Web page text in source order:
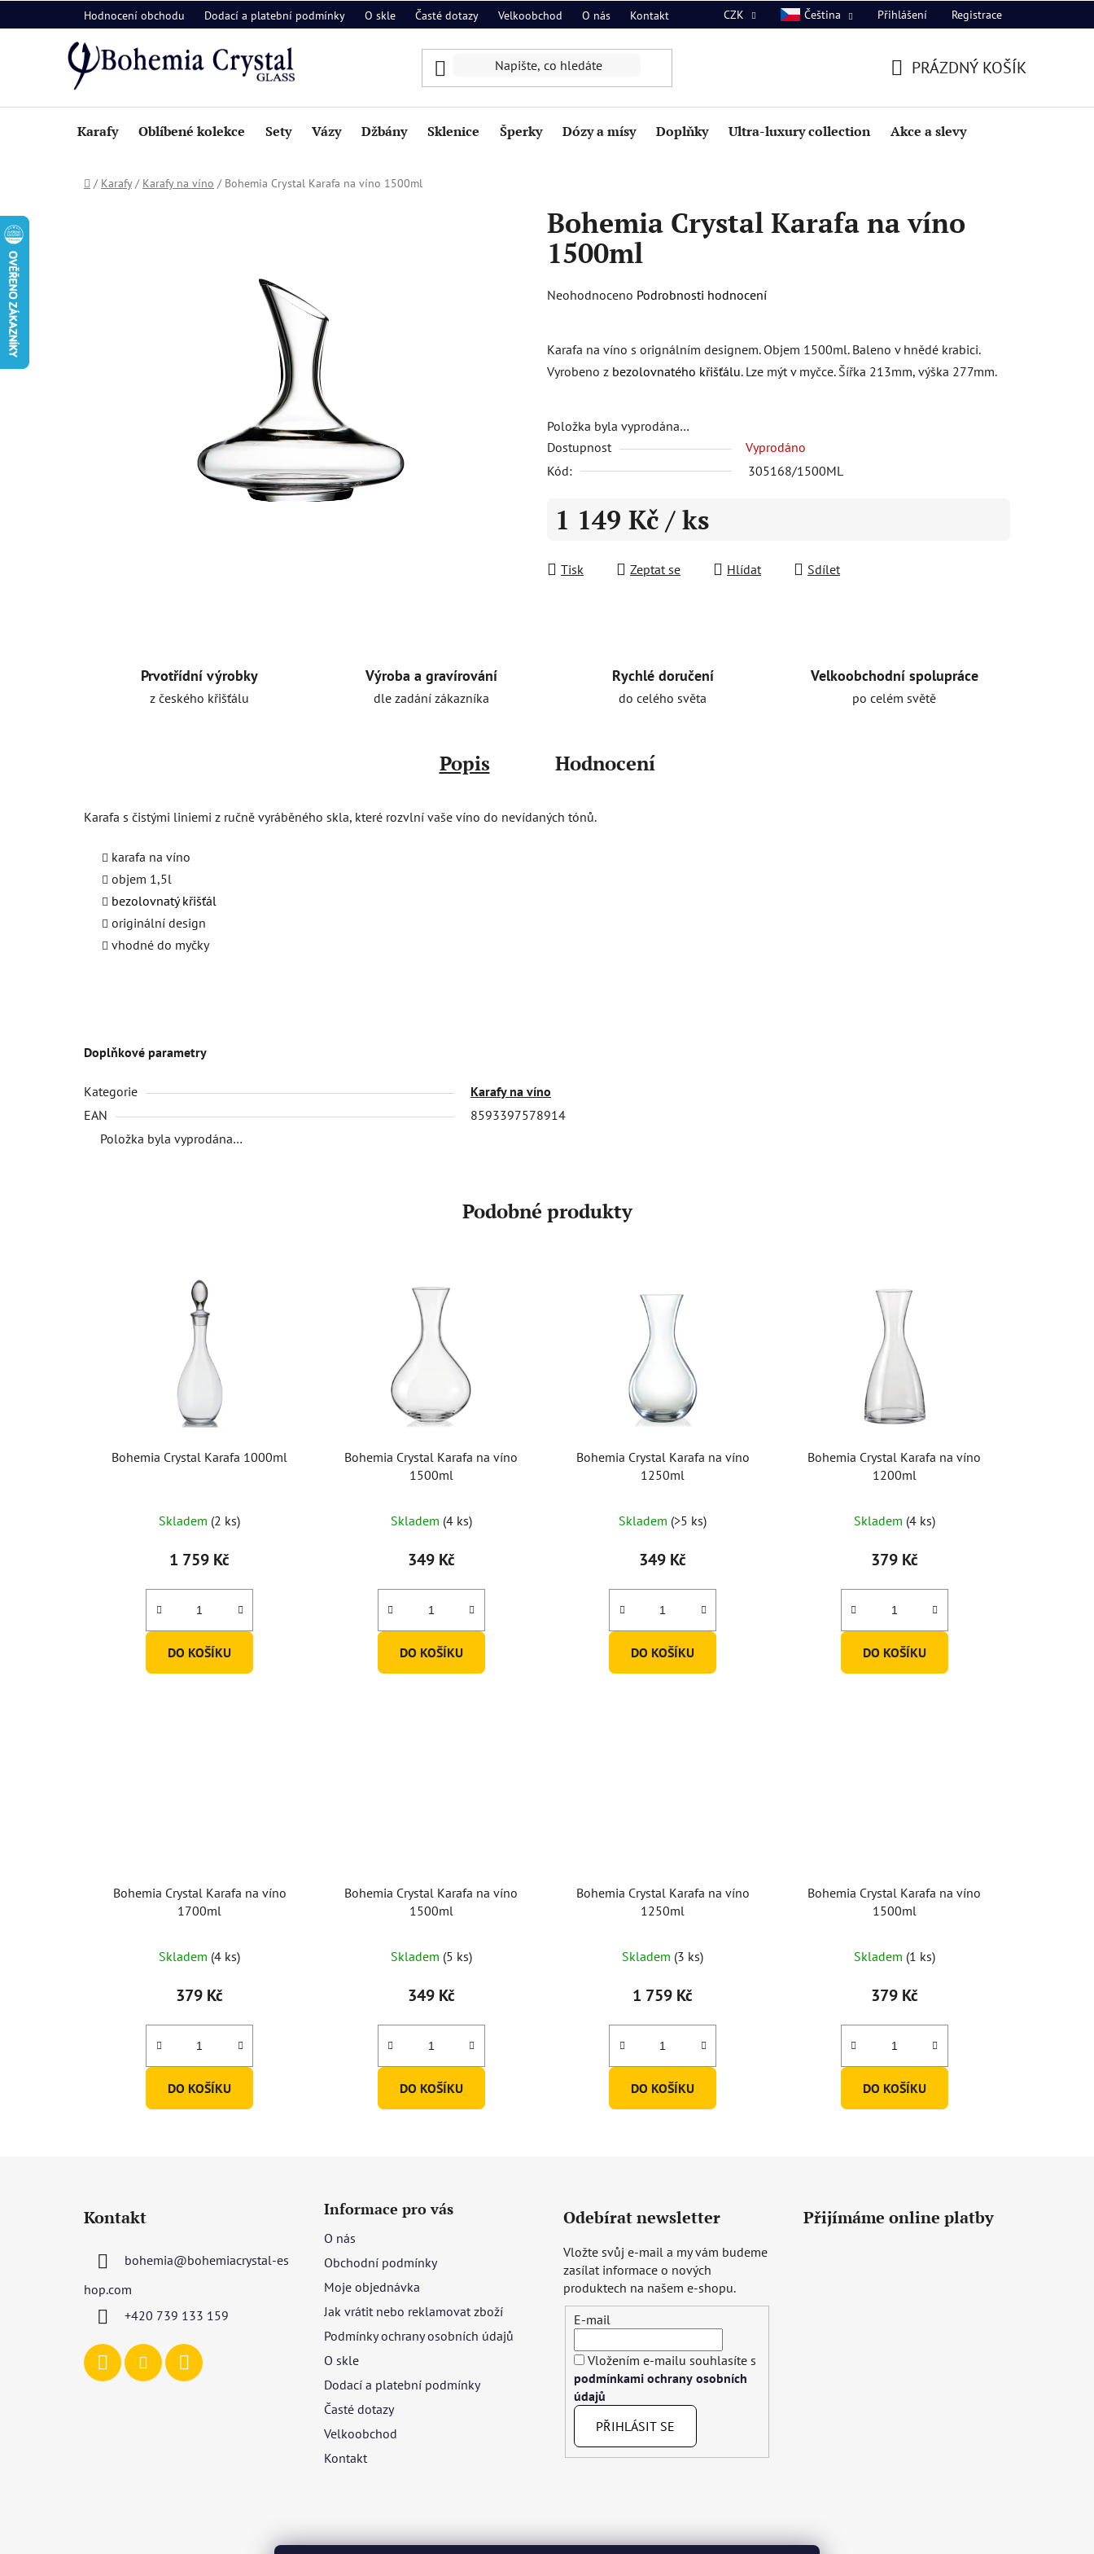
na
Hodnocení obchodu Dodací a platební podmínky O skle Časté dotazy Velkoobchod O nás Kontakt CZK Čeština Přihlášení Registrace
KOŠÍK
PRÁZDNÝ KOŠÍK
Karafy Oblíbené kolekce Sety Vázy Džbány Sklenice Šperky Dózy a mísy Doplňky Ultra-luxury collection Akce a slevy
Domů
/ Karafy / Karafy na víno / Bohemia Crystal Karafa na víno 1500ml
Bohemia Crystal Karafa na víno
1500ml
Průměrné
je
0,0
5
hvězdiček.
Neohodnoceno Podrobnosti hodnocení
Karafa na víno s orignálním designem. Objem 1500ml. Baleno v hnědé krabici.
Vyrobeno z bezolovnatého křišťálu. Lze mýt v myčce. Šířka 213mm, výška 277mm.
Položka byla vyprodána…
Dostupnost
Vyprodáno
Kód:
305168/1500ML
1 149 Kč / ks
Tisk
Zeptat se Hlídat Sdílet
Prvotřídní výrobky
z českého křišťálu
Výroba a gravírování
dle zadání zákazníka
Rychlé doručení
do celého světa
Velkoobchodní spolupráce
po celém světě
Popis Hodnocení
Karafa s čistými liniemi z ručně vyráběného skla, které rozvlní vaše víno do nevídaných tónů.
karafa na víno
objem 1,5l
bezolovnatý křišťál
originální design
vhodné do myčky
Doplňkové parametry
Kategorie
Karafy na víno
EAN
8593397578914
Položka byla vyprodána…
Podobné produkty
Bohemia Crystal Karafa 1000ml
Skladem (2 ks)
1 759 Kč
DO KOŠÍKU
Bohemia Crystal Karafa na víno
1500ml
Skladem (4 ks)
349 Kč
DO KOŠÍKU
Bohemia Crystal Karafa na víno
1250ml
Skladem (>5 ks)
349 Kč
DO KOŠÍKU
Bohemia Crystal Karafa na víno
1200ml
Skladem (4 ks)
379 Kč
DO KOŠÍKU
Bohemia Crystal Karafa na víno
1700ml
Skladem (4 ks)
379 Kč
DO KOŠÍKU
Bohemia Crystal Karafa na víno
1500ml
Skladem (5 ks)
349 Kč
DO KOŠÍKU
Bohemia Crystal Karafa na víno
1250ml
Skladem (3 ks)
1 759 Kč
DO KOŠÍKU
Bohemia Crystal Karafa na víno
1500ml
Skladem (1 ks)
379 Kč
DO KOŠÍKU
Kontakt
bohemia@bohemiacrystal-es
hop.com
+420 739 133 159
Informace pro vás
O nás
Obchodní podmínky
Moje objednávka
Jak vrátit nebo reklamovat zboží
Podmínky ochrany osobních údajů
O skle
Dodací a platební podmínky
Časté dotazy
Velkoobchod
Kontakt
Odebírat newsletter
Vložte svůj e-mail a my vám budeme
zasílat informace o nových
produktech na našem e-shopu.
E-mail
Vložením e-mailu souhlasíte s
podmínkami ochrany osobních
údajů
PŘIHLÁSIT SE
Přijímáme online platby